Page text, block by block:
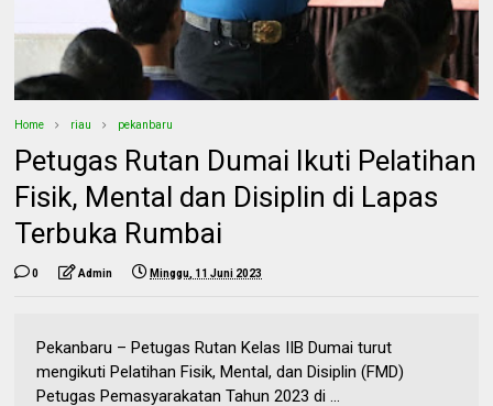
Home riau pekanbaru
Petugas Rutan Dumai Ikuti Pelatihan
Fisik, Mental dan Disiplin di Lapas
Terbuka Rumbai
0 Admin Minggu, 11 Juni 2023
Pekanbaru – Petugas Rutan Kelas IIB Dumai turut
mengikuti Pelatihan Fisik, Mental, dan Disiplin (FMD)
Petugas Pemasyarakatan Tahun 2023 di ...